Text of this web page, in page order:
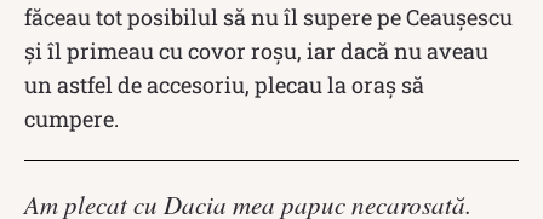
făceau tot posibilul să nu îl supere pe Ceaușescu
și îl primeau cu covor roșu, iar dacă nu aveau
un astfel de accesoriu, plecau la oraș să
cumpere.
Am plecat cu Dacia mea papuc necarosată.